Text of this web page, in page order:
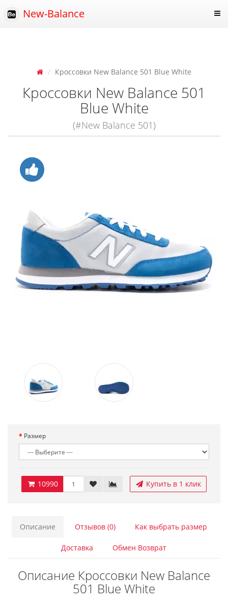
New-Balance
Кроссовки New Balance 501 Blue White
Кроссовки New Balance 501
Blue White
(#New Balance 501)
Размер
10990 Купить в 1 клик
Описание Отзывов (0) Как выбрать размер
Доставка Обмен Возврат
Описание Кроссовки New Balance
501 Blue White